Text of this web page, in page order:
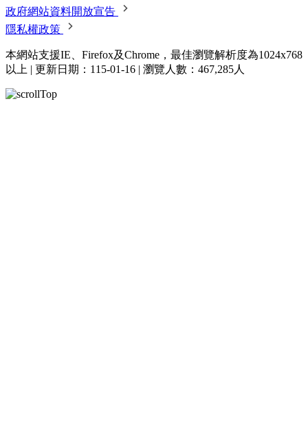
政府網站資料開放宣告
隱私權政策
本網站支援IE、Firefox及Chrome，最佳瀏覽解析度為1024x768
以上 | 更新日期：115-01-16 | 瀏覽人數：467,285人